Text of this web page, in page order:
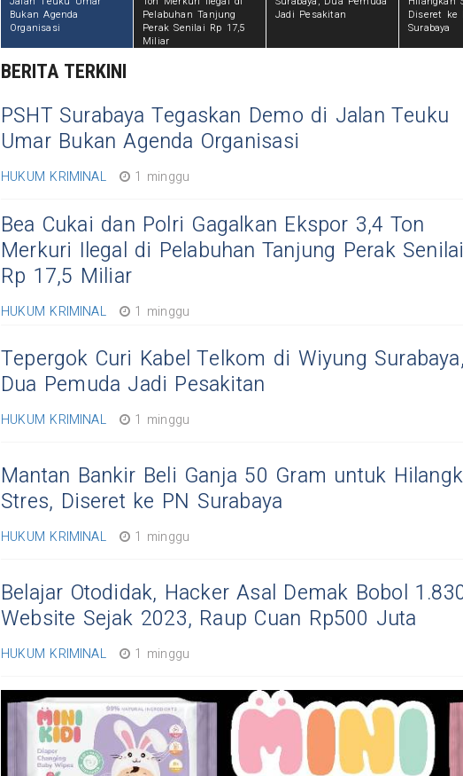
Bukan Agenda
Organisasi
Pelabuhan Tanjung
Perak Senilai Rp 17,5
Miliar
Jadi Pesakitan
Diseret ke
Surabaya
BERITA TERKINI
PSHT Surabaya Tegaskan Demo di Jalan Teuku
Umar Bukan Agenda Organisasi
HUKUM KRIMINAL 1 minggu
Bea Cukai dan Polri Gagalkan Ekspor 3,4 Ton
Merkuri Ilegal di Pelabuhan Tanjung Perak Senilai
Rp 17,5 Miliar
HUKUM KRIMINAL 1 minggu
Tepergok Curi Kabel Telkom di Wiyung Surabaya,
Dua Pemuda Jadi Pesakitan
HUKUM KRIMINAL 1 minggu
Mantan Bankir Beli Ganja 50 Gram untuk
Stres, Diseret ke PN Surabaya
HUKUM KRIMINAL 1 minggu
Belajar Otodidak, Hacker Asal Demak Bobol
Website Sejak 2023, Raup Cuan Rp500 Juta
HUKUM KRIMINAL 1 minggu